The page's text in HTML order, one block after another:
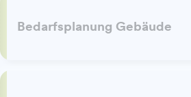
Bedarfsplanung Gebäude